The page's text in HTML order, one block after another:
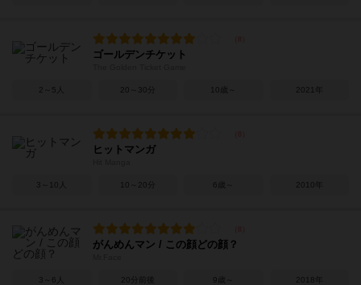
ゴールデンチケット
2～5人 20～30分 10歳～ 2021年
ヒットマンガ
3～10人 10～20分 6歳～ 2010年
がんめんマン / この顔どの顔？
3～6人 20分前後 9歳～ 2018年